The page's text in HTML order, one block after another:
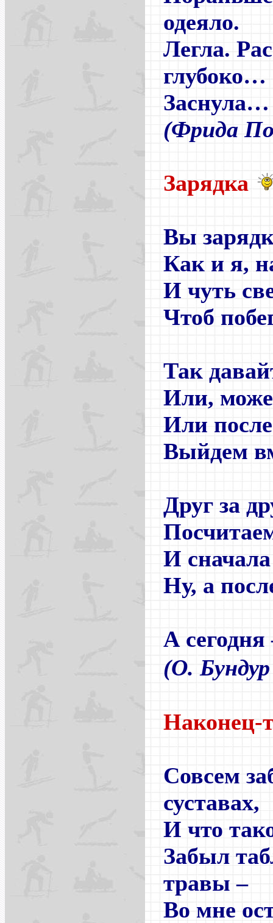
одеяло.
Легла.
глубоко…
(Фрида
Зарядка
Вы
Как и я,
И чуть
Чтоб
Так
Или,
Или
Выйдем
Друг за
И
Ну, а
А
(О.
Наконец-
Совсем
суставах,
И что
Забыл
травы –
Во мне